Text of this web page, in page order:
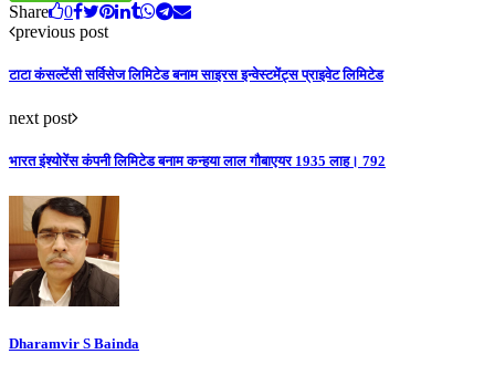
Share
0
previous post
टाटा कंसल्टेंसी सर्विसेज लिमिटेड बनाम साइरस इन्वेस्टमेंट्स प्राइवेट लिमिटेड
next post
भारत इंश्योरेंस कंपनी लिमिटेड बनाम कन्हया लाल गौबाएयर 1935 लाह। 792
Dharamvir S Bainda